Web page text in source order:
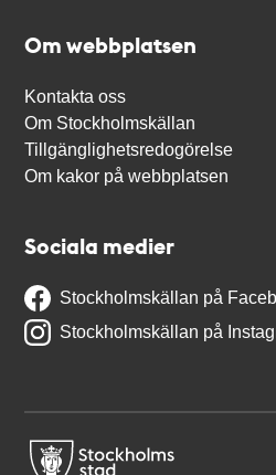
Om webbplatsen
Kontakta oss
Om Stockholmskällan
Tillgänglighetsredogörelse
Om kakor på webbplatsen
Sociala medier
Stockholmskällan på
Stockholmskällan på